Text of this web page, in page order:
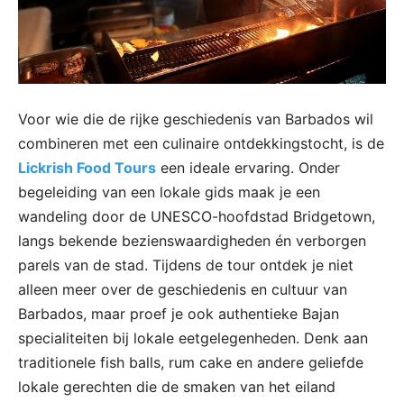
Voor wie die de rijke geschiedenis van Barbados wil
combineren met een culinaire ontdekkingstocht, is de
Lickrish Food Tours een ideale ervaring. Onder
begeleiding van een lokale gids maak je een
wandeling door de UNESCO-hoofdstad Bridgetown,
langs bekende bezienswaardigheden én verborgen
parels van de stad. Tijdens de tour ontdek je niet
alleen meer over de geschiedenis en cultuur van
Barbados, maar proef je ook authentieke Bajan
specialiteiten bij lokale eetgelegenheden. Denk aan
traditionele fish balls, rum cake en andere geliefde
lokale gerechten die de smaken van het eiland